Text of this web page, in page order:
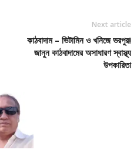
Next article
কাঠবাদাম – ভিটামিন ও খনিজে ভরপুর!
জানুন কাঠবাদামের অসাধারণ স্বাস্থ্য
উপকারিতা